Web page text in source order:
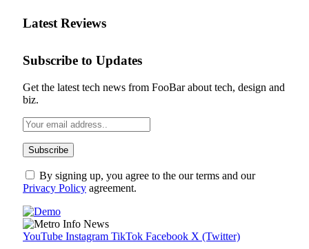
Latest Reviews
Subscribe to Updates
Get the latest tech news from FooBar about tech, design and
biz.
By signing up, you agree to the our terms and our
Privacy Policy agreement.
YouTube Instagram TikTok Facebook X (Twitter)